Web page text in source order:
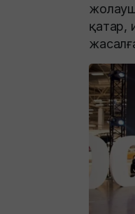
қатар,